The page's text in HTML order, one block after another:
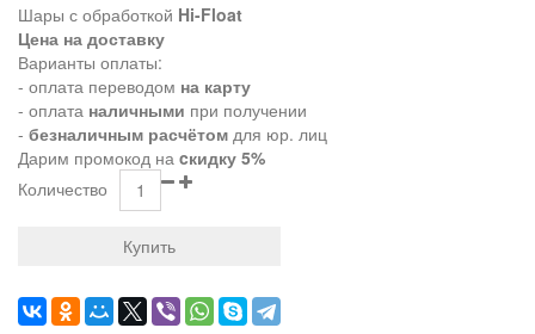
Шары с обработкой Hi-Float
Цена на доставку
Варианты оплаты:
- оплата переводом на карту
- оплата наличными при получении
- безналичным расчётом для юр. лиц
Дарим промокод на cкидку 5%
Количество
Купить